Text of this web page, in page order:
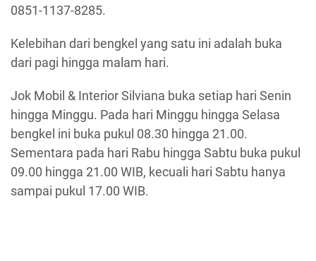
0851-1137-8285.
Kelebihan dari bengkel yang satu ini adalah buka
dari pagi hingga malam hari.
Jok Mobil & Interior Silviana buka setiap hari Senin
hingga Minggu. Pada hari Minggu hingga Selasa
bengkel ini buka pukul 08.30 hingga 21.00.
Sementara pada hari Rabu hingga Sabtu buka pukul
09.00 hingga 21.00 WIB, kecuali hari Sabtu hanya
sampai pukul 17.00 WIB.